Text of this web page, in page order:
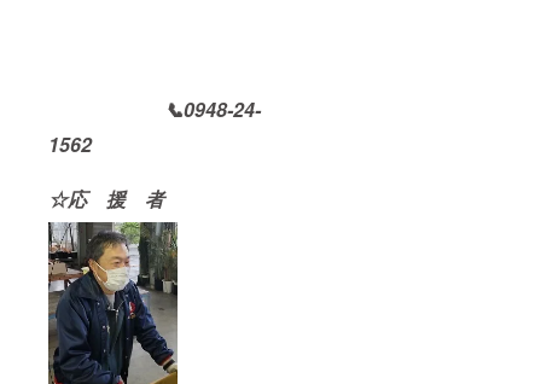
📞0948-24-
1562
☆応 援 者